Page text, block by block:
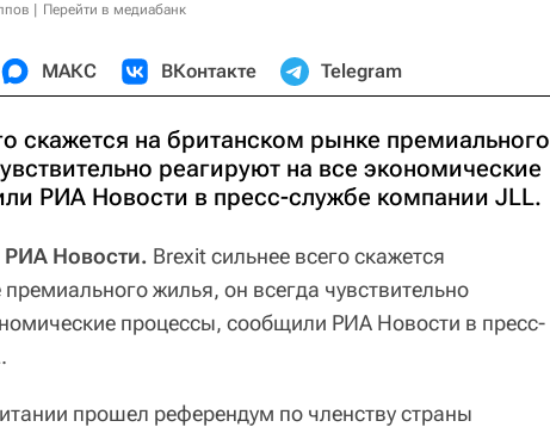
Перейти в медиабанк
МАКС ВКонтакте Telegram
скажется на британском рынке премиального
реагируют на все экономические
РИА Новости в пресс-службе компании JLL.
Новости. Brexit сильнее всего скажется
жилья, он всегда чувствительно
процессы, сообщили РИА Новости в пресс-
прошел референдум по членству страны